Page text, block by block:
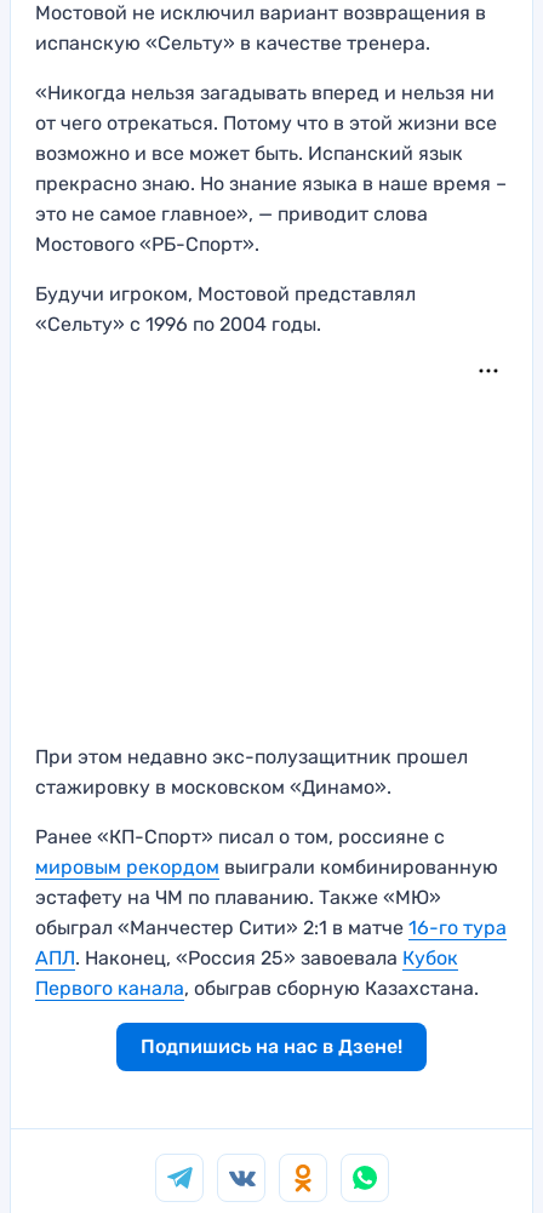
Мостовой не исключил вариант возвращения в
испанскую «Сельту» в качестве тренера.
«Никогда нельзя загадывать вперед и нельзя ни
от чего отрекаться. Потому что в этой жизни все
возможно и все может быть. Испанский язык
прекрасно знаю. Но знание языка в наше время –
это не самое главное», — приводит слова
Мостового «РБ-Спорт».
Будучи игроком, Мостовой представлял
«Сельту» с 1996 по 2004 годы.
При этом недавно экс-полузащитник прошел
стажировку в московском «Динамо».
Ранее «КП-Спорт» писал о том, россияне с
мировым рекордом выиграли комбинированную
эстафету на ЧМ по плаванию. Также «МЮ»
обыграл «Манчестер Сити» 2:1 в матче 16-го тура
АПЛ. Наконец, «Россия 25» завоевала Кубок
Первого канала, обыграв сборную Казахстана.
Подпишись на нас в Дзене!